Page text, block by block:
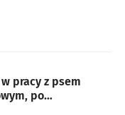
pracy z psem
po